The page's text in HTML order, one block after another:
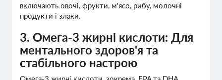
включають овочі, фрукти, м'ясо, рибу, молочні
продукти і злаки.
3. Омега-3 жирні кислоти: Для
ментального здоров'я та
стабільного настрою